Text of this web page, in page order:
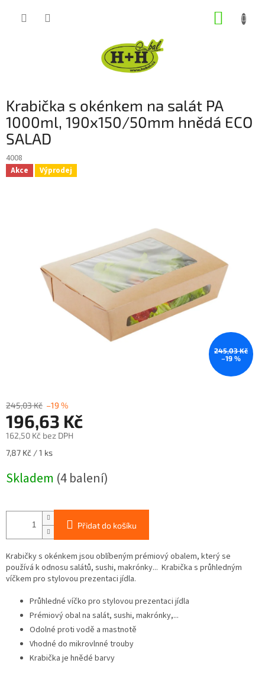
Krabička s okénkem na salát PA
1000ml, 190x150/50mm hnědá ECO
SALAD
4008
Akce Výprodej
245,03 Kč
–19 %
245,03 Kč –19 %
196,63 Kč
162,50 Kč bez DPH
Měrná
7,87 Kč / 1 ks
Skladem (4 balení)
Přidat do košíku
Krabičky s okénkem jsou oblíbeným prémiový obalem, který se
používá k odnosu salátů, sushi, makrónky... Krabička s průhledným
víčkem pro stylovou prezentaci jídla.
Průhledné víčko pro stylovou prezentaci jídla
Prémiový obal na salát, sushi, makrónky,...
Odolné proti vodě a mastnotě
Vhodné do mikrovlnné trouby
Krabička je hnědé barvy